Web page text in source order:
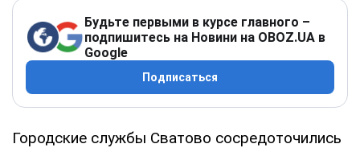
Будьте первыми в курсе главного –
подпишитесь на Новини на OBOZ.UA в
Google
Подписаться
Городские службы Сватово сосредоточились